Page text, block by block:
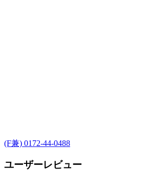
(F兼) 0172-44-0488
ユーザーレビュー